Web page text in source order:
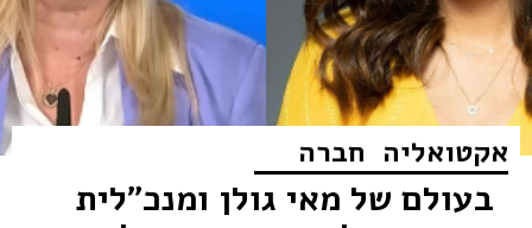
אקטואליה חברה
בעולם של מאי גולן ומנכ"לית